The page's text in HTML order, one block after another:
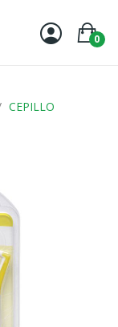
0
CEPILLO